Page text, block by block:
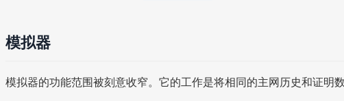
模拟器
模拟器的功能范围被刻意收窄。它的工作是将相同的主网历史和证明